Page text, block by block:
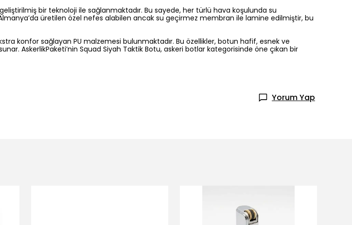
bir teknoloji ile sağlanmaktadır. Bu sayede, her türlü hava koşulunda su
Almanya’da üretilen özel nefes alabilen ancak su geçirmez membran ile lamine edilmiştir, bu
konfor sağlayan PU malzemesi bulunmaktadır. Bu özellikler, botun hafif, esnek ve
AskerlikPaketi’nin Squad Siyah Taktik Botu, askeri botlar kategorisinde öne çıkan bir
Yorum Yap